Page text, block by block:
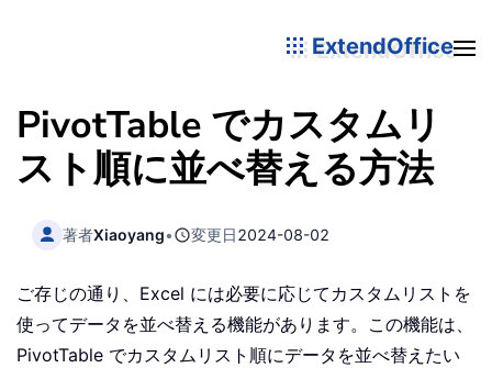
ExtendOffice
PivotTable でカスタムリ
スト順に並べ替える方法
著者Xiaoyang• 変更日2024-08-02
ご存じの通り、Excel には必要に応じてカスタムリストを
使ってデータを並べ替える機能があります。この機能は、
PivotTable でカスタムリスト順にデータを並べ替えたい